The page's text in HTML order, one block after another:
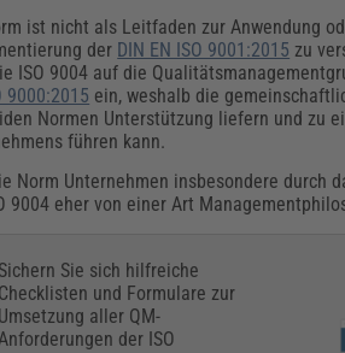
ist nicht als Leitfaden zur Anwendung
der DIN EN ISO 9001:2015 zu
ISO 9004 auf die
9000:2015 ein, weshalb die
Normen Unterstützung liefern und zu
führen kann.
Norm Unternehmen insbesondere durch
9004 eher von einer Art
Sichern Sie sich hilfreiche
Checklisten und Formulare zur
Umsetzung aller QM-
Anforderungen der ISO